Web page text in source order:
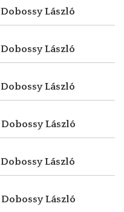
Dobossy László
Dobossy László
Dobossy László
Dobossy László
Dobossy László
Dobossy László